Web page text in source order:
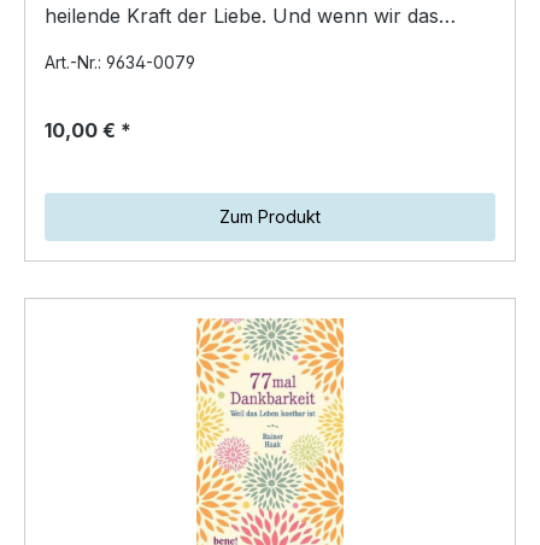
heilende Kraft der Liebe. Und wenn wir das
Art.-Nr.: 9634-0079
10,00 € *
Zum Produkt